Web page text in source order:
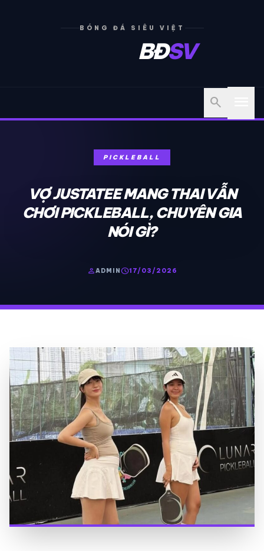
BÓNG ĐÁ SIÊU VIỆT
BĐSV
search
PICKLEBALL
VỢ JUSTATEE MANG THAI VẪN
CHƠI PICKLEBALL, CHUYÊN GIA
NÓI GÌ?
personADMINschedule17/03/2026